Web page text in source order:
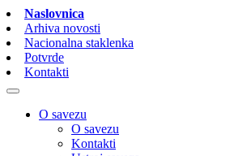
Naslovnica
Arhiva novosti
Nacionalna staklenka
Potvrde
Kontakti
O savezu
O savezu
Kontakti